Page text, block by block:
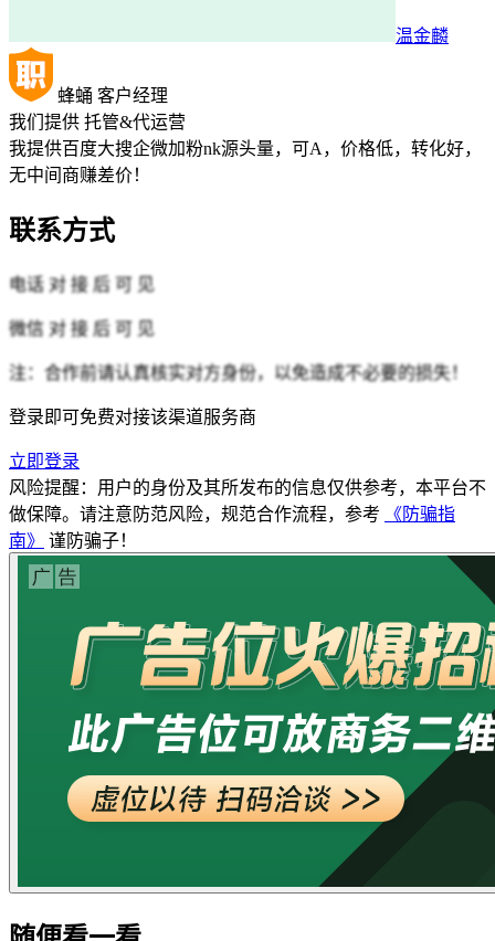
温金麟
蜂蛹 客户经理
我们提供 托管&代运营
我提供百度大搜企微加粉nk源头量，可A，价格低，转化好，
无中间商赚差价！
联系方式
电话 对 接 后 可 见
微信 对 接 后 可 见
注：合作前请认真核实对方身份，以免造成不必要的损失！
登录即可免费对接该渠道服务商
立即登录
风险提醒：用户的身份及其所发布的信息仅供参考，本平台不
做保障。请注意防范风险，规范合作流程，参考
《防骗指
南》
谨防骗子！